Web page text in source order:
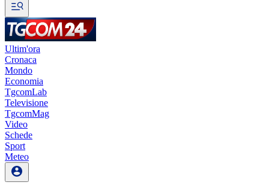
Ultim'ora
Cronaca
Mondo
Economia
TgcomLab
Televisione
TgcomMag
Video
Schede
Sport
Meteo